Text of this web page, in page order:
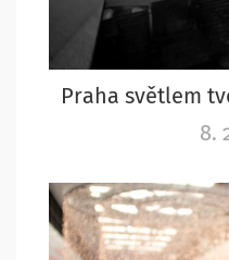
Praha světlem
8.